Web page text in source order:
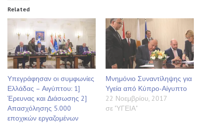
Related
Υπεγράφησαν οι συμφωνίες
Ελλάδας – Αιγύπτου: 1]
Έρευνας και Διάσωσης 2]
Απασχόλησης 5.000
εποχικών εργαζομένων
Μνημόνιο Συναντίληψης για
Υγεία από Κύπρο-Αίγυπτο
22 Νοεμβρίου, 2017
σε "ΥΓΕΙΑ"